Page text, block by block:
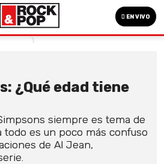
EN VIVO
¿Qué edad tiene
siempre es tema de
todo es un poco más confuso
de Al Jean,